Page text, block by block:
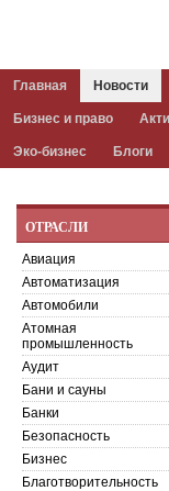
Главная Новости
Бизнес и право
Эко-бизнес Блоги
ОТРАСЛИ
Авиация
Автоматизация
Автомобили
Атомная
промышленность
Аудит
Бани и сауны
Банки
Безопасность
Бизнес
Благотворительность